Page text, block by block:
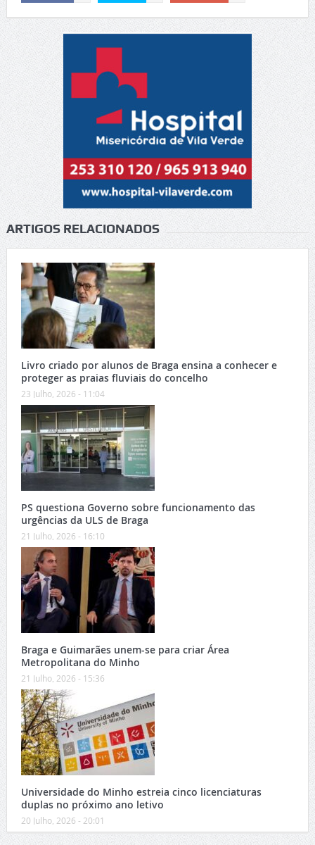
ARTIGOS RELACIONADOS
Livro criado por alunos de Braga ensina a conhecer e
proteger as praias fluviais do concelho
23 Julho, 2026 - 11:04
PS questiona Governo sobre funcionamento das
urgências da ULS de Braga
21 Julho, 2026 - 16:10
Braga e Guimarães unem-se para criar Área
Metropolitana do Minho
21 Julho, 2026 - 15:36
Universidade do Minho estreia cinco licenciaturas
duplas no próximo ano letivo
20 Julho, 2026 - 20:01